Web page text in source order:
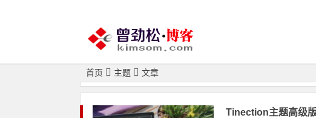
首页 主题 文章
Tinection主题高级